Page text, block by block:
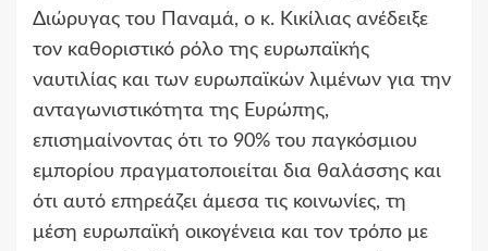
Διώρυγας του Παναμά, ο κ. Κικίλιας ανέδειξε
τον καθοριστικό ρόλο της ευρωπαϊκής
ναυτιλίας και των ευρωπαϊκών λιμένων για την
ανταγωνιστικότητα της Ευρώπης,
επισημαίνοντας ότι το 90% του παγκόσμιου
εμπορίου πραγματοποιείται δια θαλάσσης και
ότι αυτό επηρεάζει άμεσα τις κοινωνίες, τη
μέση ευρωπαϊκή οικογένεια και τον τρόπο με